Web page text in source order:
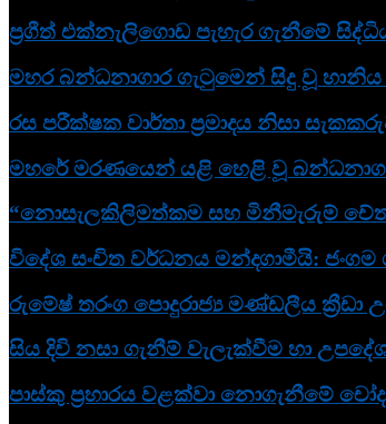
ප්‍රගීත් එක්නැලිගොඩ පැහැර ගැනීමේ
මහර බන්ධනාගාර ගැටුමෙන් සිදු වූ
රස පරීක්ෂක වාර්තා ප්‍රමාදය නිසා
මහරේ මරණයෙන් යළි හෙළි වූ
“නොසැලකිලිමත්කම සහ මිනීමැරුම්
විදේශ සංචිත වර්ධනය මන්දගාමීයි:
රුමේෂ් තරංග පොදුරාජ්‍ය මණ්ඩලීය ක්‍රීඩා
සිය දිවි නසා ගැනීම් වැලැක්වීම හා
පාස්කු ප්‍රහාරය වළක්වා නොගැනීමේ